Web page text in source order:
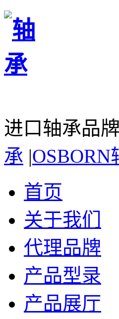
进口轴承品
承 |OSBORN
首页
关于我们
代理品牌
产品型录
产品展厅